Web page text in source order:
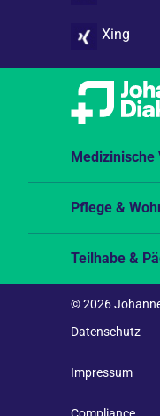
Xing
Medizinische
Pflege &
Teilhabe &
© 2026
Datenschutz
Impressum